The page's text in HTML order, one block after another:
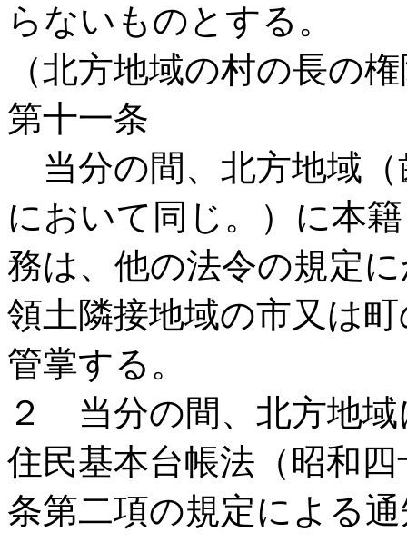
らないものとする。
（北方地域の村の長の
第十一条
当分の間、北方地域（
において同じ。）に本
務は、他の法令の規定
領土隣接地域の市又は
管掌する。
２ 当分の間、北方地
住民基本台帳法（昭和
条第二項の規定による